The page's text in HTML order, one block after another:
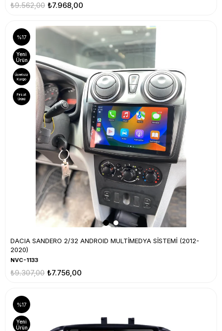
₺7.968,00
₺9.562,00
DACIA SANDERO 2/32 ANDROID MULTİMEDYA SİSTEMİ (2012-
2020)
NVC-1133
₺7.756,00
₺9.307,00
%17
Yeni
Ürün
Ücretsiz
Kargo
Fırsat
Ürünü
%17
Yeni
Ürün